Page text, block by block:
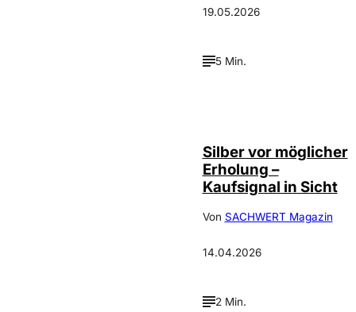
19.05.2026
5 Min.
Silber vor möglicher
Erholung –
Kaufsignal in Sicht
Von SACHWERT Magazin
14.04.2026
2 Min.